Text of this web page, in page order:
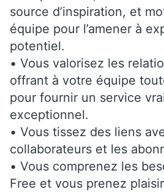
source d’inspiration, et
équipe pour l’amener à
potentiel.
• Vous valorisez les
offrant à votre équipe
pour fournir un service
exceptionnel.
• Vous tissez des liens
collaborateurs et les
• Vous comprenez les
Free et vous prenez